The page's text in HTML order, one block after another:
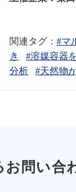
関連タグ： #マ
き
#溶媒容器
分析
#天然物
お問い合